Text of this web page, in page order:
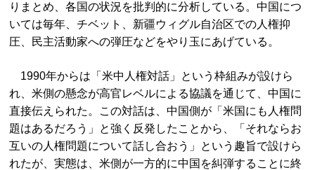
りまとめ、各国の状況を批判的に分析している。中国につ
いては毎年、チベット、新疆ウィグル自治区での人権抑
圧、民主活動家への弾圧などをやり玉にあげている。
1990年からは「米中人権対話」という枠組みが設けら
れ、米側の懸念が高官レベルによる協議を通じて、中国に
直接伝えられた。この対話は、中国側が「米国にも人権問
題はあるだろう」と強く反発したことから、「それならお
互いの人権問題について話し合おう」という趣旨で設けら
れたが、実態は、米側が一方的に中国を糾弾することに終